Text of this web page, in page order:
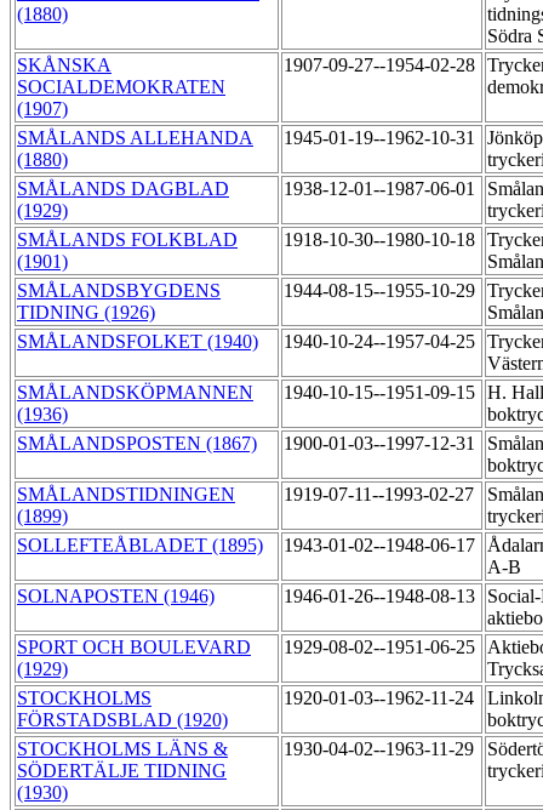
(1880)
Södra
SKÅNSKA
SOCIALDEMOKRATEN
(1907)
1907-09-27--1954-02-28
SMÅLANDS ALLEHANDA
(1880)
1945-01-19--1962-10-31
SMÅLANDS DAGBLAD
(1929)
1938-12-01--1987-06-01
SMÅLANDS FOLKBLAD
(1901)
1918-10-30--1980-10-18
SMÅLANDSBYGDENS
TIDNING (1926)
1944-08-15--1955-10-29
SMÅLANDSFOLKET (1940)
1940-10-24--1957-04-25
SMÅLANDSKÖPMANNEN
(1936)
1940-10-15--1951-09-15 H.
SMÅLANDSPOSTEN (1867)
1900-01-03--1997-12-31
SMÅLANDSTIDNINGEN
(1899)
1919-07-11--1993-02-27
SOLLEFTEÅBLADET (1895)
1943-01-02--1948-06-17
A-B
SOLNAPOSTEN (1946)
1946-01-26--1948-08-13
SPORT OCH BOULEVARD
(1929)
1929-08-02--1951-06-25
STOCKHOLMS
FÖRSTADSBLAD (1920)
1920-01-03--1962-11-24
STOCKHOLMS LÄNS &
SÖDERTÄLJE TIDNING
(1930)
1930-04-02--1963-11-29